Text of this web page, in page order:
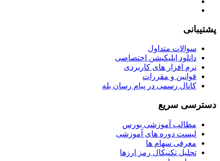
پشتیبانی
سوالات متداول
دانلود اپلیکیشن اختصاصی
نرم افزار های کاربردی
قوانین و مقررات
کانال رسمی در پیام رسان بله
دسترسی سریع
مطالب آموزشی بورس
لیست دوره های آموزشی
معرفی سهام ها
تحلیل تکنیکال رمز ارزها